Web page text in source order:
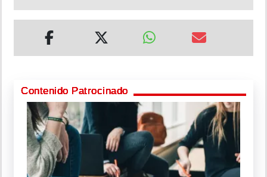
Contenido Patrocinado